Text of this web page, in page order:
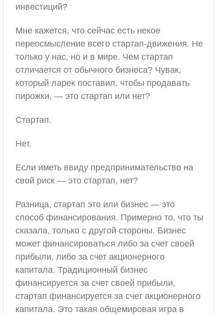
инвестиций?
Мне кажется, что сейчас есть некое
переосмысление всего стартап-движения. Не
только у нас, но и в мире. Чем стартап
отличается от обычного бизнеса? Чувак,
который ларек поставил, чтобы продавать
пирожки, — это стартап или нет?
Стартап.
Нет.
Если иметь ввиду предпринимательство на
свой риск — это стартап, нет?
Разница, стартап это или бизнес — это
способ финансирования. Примерно то, что ты
сказала, только с другой стороны. Бизнес
может финансироваться либо за счет своей
прибыли, либо за счет акционерного
капитала. Традиционный бизнес
финансируется за счет своей прибыли,
стартап финансируется за счет акционерного
капитала. Это такая общемировая игра в